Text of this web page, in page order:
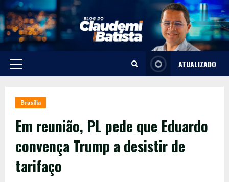
Skip
to
content
Primary
ATUALIZADO
Brasília
Em reunião, PL pede que Eduardo
convença Trump a desistir de
tarifaço